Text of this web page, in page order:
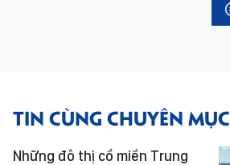
TIN CÙNG CHUYÊN MỤC
Những đô thị cổ miền Trung